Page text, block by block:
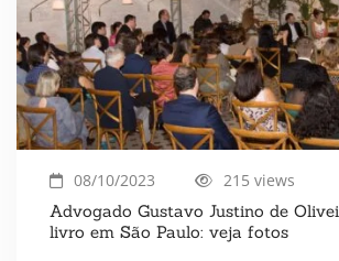
08/10/2023
215 views
Advogado Gustavo Justino de
livro em São Paulo: veja fotos